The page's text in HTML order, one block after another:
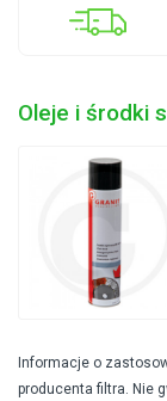
Oleje i środki
Informacje o
producenta filtra. Nie